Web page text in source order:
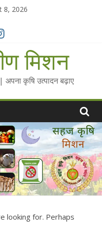
8, 2026
Sahaj Krishi Promotions
- 2025-26
Water मिशन
अपना कृषि उत्पादन बढ़ाए
looking for. Perhaps